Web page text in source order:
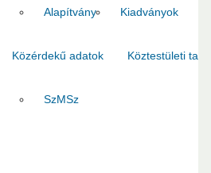
Alapítvány Kiadványok
Közérdekű adatok
SzMSz
Köztestületi tagok